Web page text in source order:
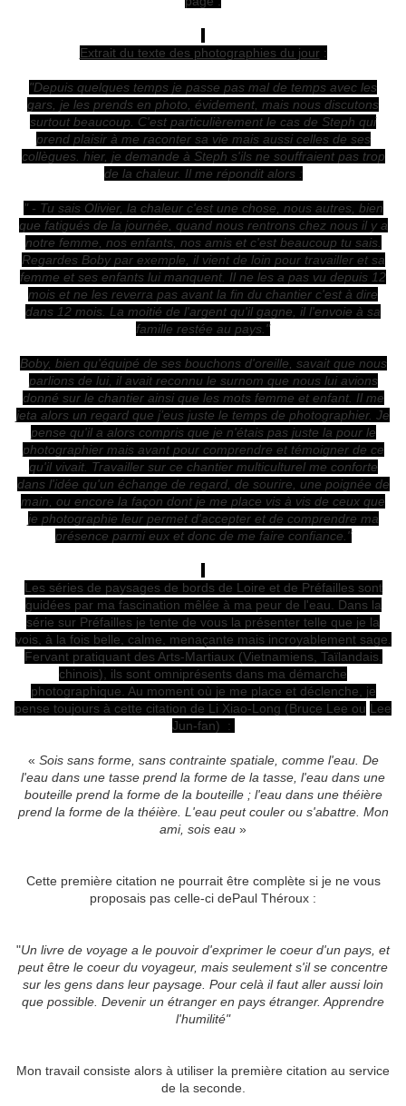
Extrait du texte des photographies du jour :
"Depuis quelques temps je passe pas mal de temps avec les
gars, je les prends en photo, évidement, mais nous discutons
surtout beaucoup. C'est particulièrement le cas de Steph qui
prend plaisir à me raconter sa vie mais aussi celles de ses
collègues. hier, je demande à Steph s'ils ne souffraient pas trop
de la chaleur. Il me répondit alors :
" - Tu sais Olivier, la chaleur c'est une chose, nous autres, bien
que fatigués de la journée, quand nous rentrons chez nous il y a
notre femme, nos enfants, nos amis et c'est beaucoup tu sais.
Regardes Boby par exemple, il vient de loin pour travailler et sa
femme et ses enfants lui manquent. Il ne les a pas vu depuis 12
mois et ne les reverra pas avant la fin du chantier c'est à dire
dans 12 mois. La moitié de l'argent qu'il gagne, il l'envoie à sa
famille restée au pays."
Boby, bien qu'équipé de ses bouchons d'oreille, savait que nous
parlions de lui, il avait reconnu le surnom que nous lui avions
donné sur le chantier ainsi que les mots femme et enfant. Il me
jeta alors un regard que j’eus juste le temps de photographier. Je
pense qu'il a alors compris que je n'étais pas juste la pour le
photographier mais avant pour comprendre et témoigner de ce
qu'il vivait. Travailler sur ce chantier multiculturel me conforte
dans l'idée qu'un échange de regard, de sourire, une poignée de
main, ou encore la façon dont je me place vis à vis de ceux que
je photographie leur permet d'accepter et de comprendre ma
présence parmi eux et donc de me faire confiance."
Les séries de paysages de bords de Loire et de Préfailles sont
guidées par ma fascination mêlée à ma peur de l'eau. Dans la
série sur Préfailles je tente de vous la présenter telle que je la
vois, à la fois belle, calme, menaçante mais incroyablement sage.
Fervant pratiquant des Arts-Martiaux (Vietnamiens, Taïlandais,
chinois), ils sont omniprésents dans ma démarche
photographique. Au moment où je me place et déclenche, je
pense toujours à cette citation de Li Xiao-Long (Bruce Lee ou Lee
Jun-fan) :
« Sois sans forme, sans contrainte spatiale, comme l'eau. De
l'eau dans une tasse prend la forme de la tasse, l'eau dans une
bouteille prend la forme de la bouteille ; l'eau dans une théière
prend la forme de la théière. L'eau peut couler ou s'abattre. Mon
ami, sois eau »
Cette première citation ne pourrait être complète si je ne vous
proposais pas celle-ci dePaul Théroux :
"Un livre de voyage a le pouvoir d'exprimer le coeur d'un pays, et
peut être le coeur du voyageur, mais seulement s'il se concentre
sur les gens dans leur paysage. Pour celà il faut aller aussi loin
que possible. Devenir un étranger en pays étranger. Apprendre
l'humilité"
Mon travail consiste alors à utiliser la première citation au service
de la seconde.